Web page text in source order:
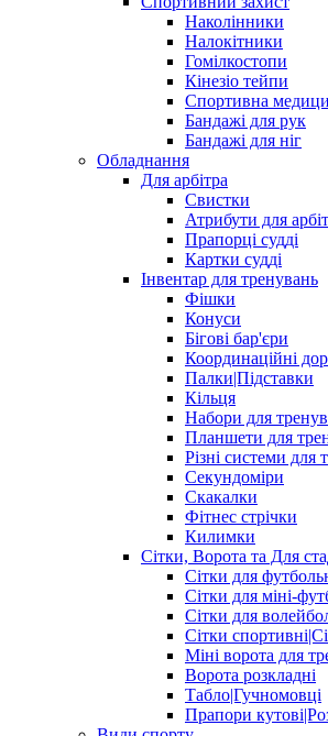
Наколінники
Налокітники
Гомілкостопи
Кінезіо тейпи
Спортивна
Бандажі для рук
Бандажі для ніг
Обладнання
Для арбітра
Свистки
Атрибути для
Прапорці судді
Картки судді
Інвентар для тренувань
Фішки
Конуси
Бігові бар'єри
Координаційні
Палки|Підставки
Кільця
Набори для
Планшети для
Різні системи для
Секундоміри
Скакалки
Фітнес стрічки
Килимки
Сітки, Ворота та Для
Сітки для
Сітки для міні-
Сітки для
Сітки
Міні ворота для
Ворота розкладні
Табло|Гучномовці
Прапори